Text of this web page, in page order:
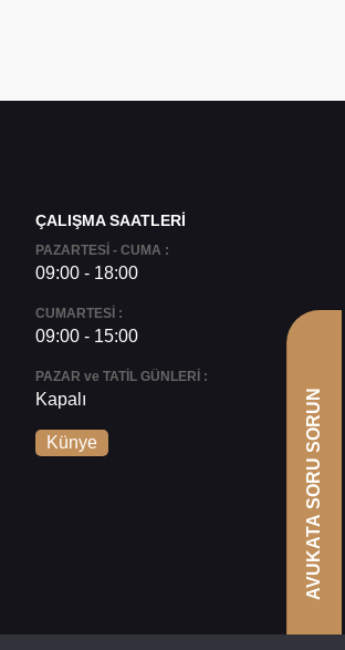
ÇALIŞMA SAATLERİ
PAZARTESİ - CUMA :
09:00 - 18:00
CUMARTESİ :
09:00 - 15:00
PAZAR ve TATİL GÜNLERİ :
Kapalı
Künye AVUKATA SORU SORUN